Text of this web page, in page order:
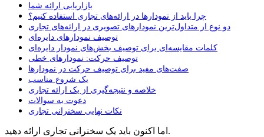
بازاریابی ارائه شما
چرا باید از نمودارها در ارائه‌های تجاری استفاده ‌کنیم؟
دو نوع از متداول‌ترین نمودارهای تصویری در ارائه‌های تجاری
توصیف نمودارهای دایره‌ای
کلمات مقایسه‌ای برای توصیف بخش‌های نمودار دایره‌ای
توصیف حرکت: نمودارهای خطی
صفت‌های مفید برای توصیف حرکت در نمودارها
یک شروع مناسب
خلاصه و نتیجه‌گیری از یک ارائه تجاری
دعوت به سوالات
نکات نهایی سخنرانی تجاری
اما اکنون باید یک سخنرانی تجاری ارائه دهید.